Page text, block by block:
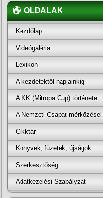
OLDALAK
Kezdőlap
Videógaléria
Lexikon
A kezdetektől napjainkig
A KK (Mitropa Cup) története
A Nemzeti Csapat mérkőzései
Cikktár
Könyvek, füzetek, újságok
Szerkesztőség
Adatkezelési Szabályzat